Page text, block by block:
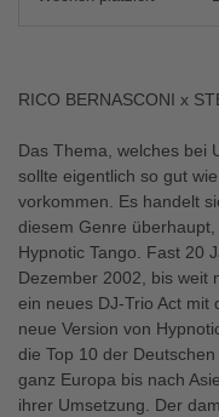
RICO BERNASCONI x
Das Thema, welches bei
sollte eigentlich so gut
vorkommen. Es handelt
diesem Genre
Hypnotic Tango. Fast 20
Dezember 2002, bis weit
ein neues DJ-Trio Act mit
neue Version von
die Top 10 der
ganz Europa bis nach
ihrer Umsetzung. Der